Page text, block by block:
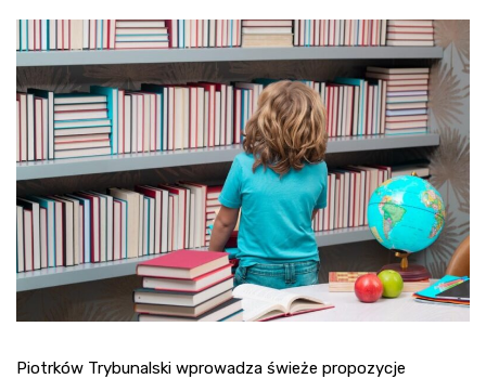
Piotrków Trybunalski wprowadza świeże propozycje